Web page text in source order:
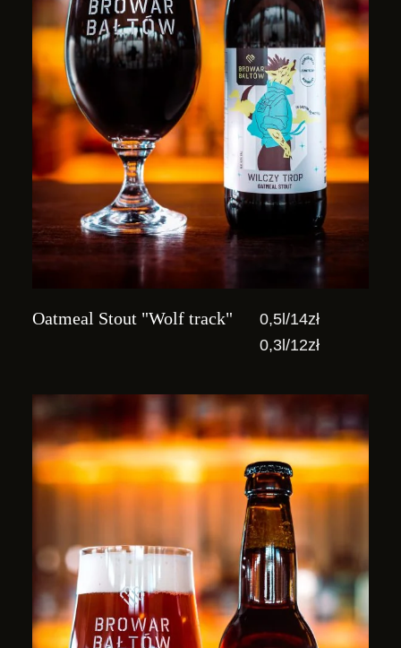
Oatmeal Stout "Wolf track"
0,5l/14zł
0,3l/12zł